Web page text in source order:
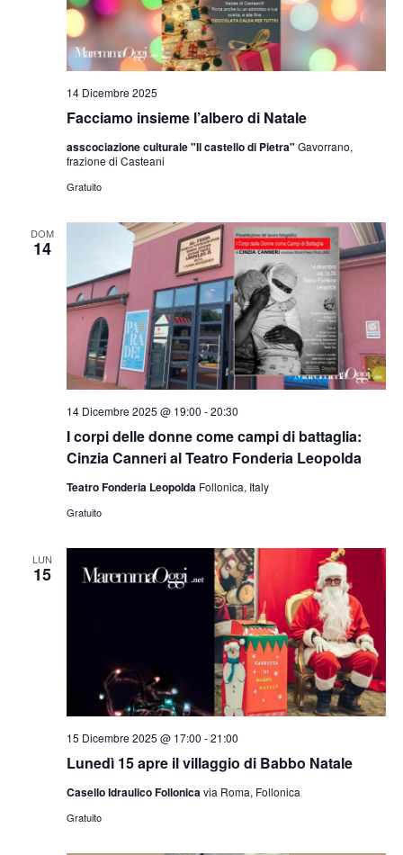
Facciamo insieme l’albero di Natale
14 Dicembre 2025
asscociazione culturale "Il castello di Pietra" Gavorrano,
frazione di Casteani
Gratuito
DOM
14
I corpi delle donne come campi di battaglia:
Cinzia Canneri al Teatro Fonderia Leopolda
14 Dicembre 2025 @ 19:00 -20:30
Teatro Fonderia Leopolda Follonica, Italy
Gratuito
LUN
15
Lunedì 15 apre il villaggio di Babbo Natale
15 Dicembre 2025 @ 17:00 -21:00
Casello Idraulico Follonicavia Roma, Follonica
Gratuito